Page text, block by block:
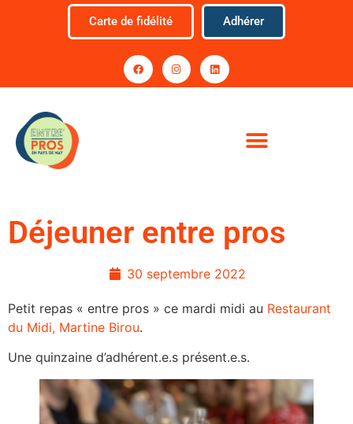
Carte de fidélité Adhérer
Déjeuner entre pros
30 septembre 2022
Petit repas « entre pros » ce mardi midi au Restaurant
du Midi, Martine Birou.
Une quinzaine d’adhérent.e.s présent.e.s.